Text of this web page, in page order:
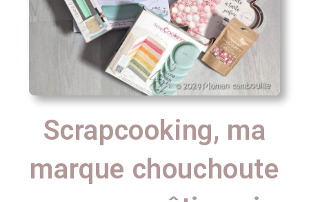
Scrapcooking, ma
marque chouchoute